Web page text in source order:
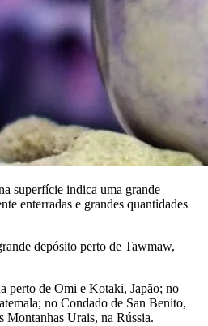
superfície indica uma grande
enterradas e grandes quantidades
depósito perto de Tawmaw,
perto de Omi e Kotaki, Japão; no
no Condado de San Benito,
Montanhas Urais, na Rússia.